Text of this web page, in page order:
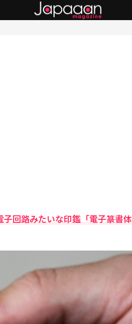
回路みたいな印鑑「電子篆書体